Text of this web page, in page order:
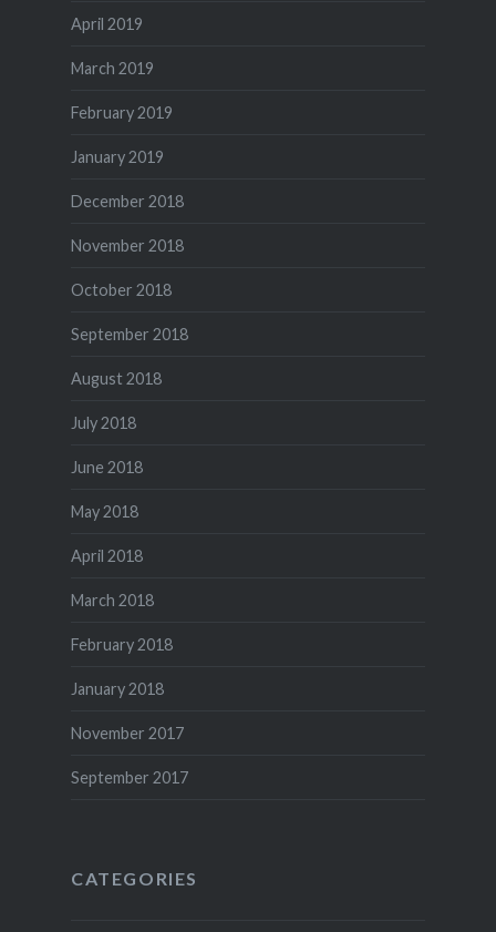
April 2019
March 2019
February 2019
January 2019
December 2018
November 2018
October 2018
September 2018
August 2018
July 2018
June 2018
May 2018
April 2018
March 2018
February 2018
January 2018
November 2017
September 2017
CATEGORIES